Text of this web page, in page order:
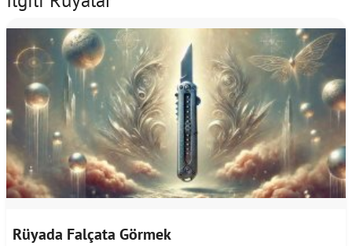
Rüyada Falçata Görmek